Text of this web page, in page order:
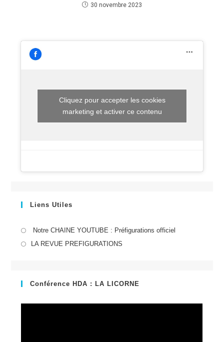
30 novembre 2023
Cliquez pour accepter les cookies
marketing et activer ce contenu
Liens Utiles
Notre CHAINE YOUTUBE : Préfigurations officiel
LA REVUE PREFIGURATIONS
nouvel
Conférence HDA : LA LICORNE